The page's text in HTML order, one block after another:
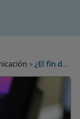
»¿El fin de
que cometen